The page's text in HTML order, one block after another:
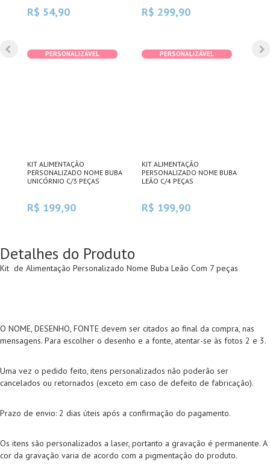
R$ 54,90
PERSONALIZÁVEL
KIT ALIMENTAÇÃO
PERSONALIZADO NOME BUBA
UNICÓRNIO C/3 PEÇAS
R$ 199,90
R$ 299,90
PERSONALIZÁVEL
KIT ALIMENTAÇÃO
PERSONALIZADO NOME BUBA
LEÃO C/4 PEÇAS
R$ 199,90
Detalhes do Produto
Kit de Alimentação Personalizado Nome Buba Leão Com 7 peças
O NOME, DESENHO, FONTE devem ser citados ao final da compra, nas
mensagens. Para escolher o desenho e a fonte, atentar-se às fotos 2 e 3.
Uma vez o pedido feito, itens personalizados não poderão ser
cancelados ou retornados (exceto em caso de defeito de fabricação).
Prazo de envio: 2 dias úteis após a confirmação do pagamento.
Os itens são personalizados a laser, portanto a gravação é permanente. A
cor da gravação varia de acordo com a pigmentação do produto.